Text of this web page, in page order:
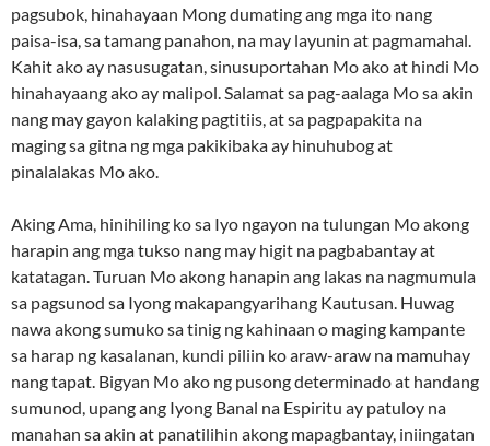
pagsubok, hinahayaan Mong dumating ang mga ito nang
paisa-isa, sa tamang panahon, na may layunin at pagmamahal.
Kahit ako ay nasusugatan, sinusuportahan Mo ako at hindi Mo
hinahayaang ako ay malipol. Salamat sa pag-aalaga Mo sa akin
nang may gayon kalaking pagtitiis, at sa pagpapakita na
maging sa gitna ng mga pakikibaka ay hinuhubog at
pinalalakas Mo ako.
Aking Ama, hinihiling ko sa Iyo ngayon na tulungan Mo akong
harapin ang mga tukso nang may higit na pagbabantay at
katatagan. Turuan Mo akong hanapin ang lakas na nagmumula
sa pagsunod sa Iyong makapangyarihang Kautusan. Huwag
nawa akong sumuko sa tinig ng kahinaan o maging kampante
sa harap ng kasalanan, kundi piliin ko araw-araw na mamuhay
nang tapat. Bigyan Mo ako ng pusong determinado at handang
sumunod, upang ang Iyong Banal na Espiritu ay patuloy na
manahan sa akin at panatilihin akong mapagbantay, iniingatan